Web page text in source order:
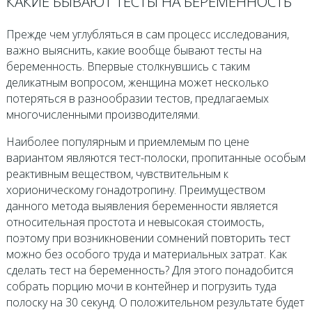
Прежде чем углубляться в сам процесс исследования,
важно выяснить, какие вообще бывают тесты на
беременность. Впервые столкнувшись с таким
деликатным вопросом, женщина может несколько
потеряться в разнообразии тестов, предлагаемых
многочисленными производителями.
Наиболее популярным и приемлемым по цене
вариантом являются тест-полоски, пропитанные особым
реактивным веществом, чувствительным к
хорионическому гонадотропину. Преимуществом
данного метода выявления беременности является
относительная простота и невысокая стоимость,
поэтому при возникновении сомнений повторить тест
можно без особого труда и материальных затрат. Как
сделать тест на беременность? Для этого понадобится
собрать порцию мочи в контейнер и погрузить туда
полоску на 30 секунд. О положительном результате будет